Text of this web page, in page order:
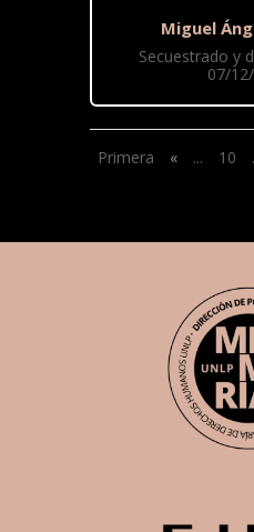
Miguel
Secuestrado y
07/
Primera « ... 10